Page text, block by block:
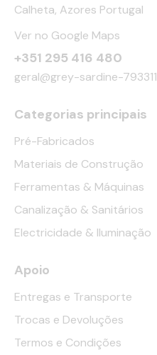
Calheta, Azores Portugal
Ver no Google Maps
+351 295 416 480
geral@grey-sardine-
Categorias principais
Pré-Fabricados
Materiais de Construção
Ferramentas & Máquinas
Canalização & Sanitários
Electricidade & Iluminação
Apoio
Entregas e Transporte
Trocas e Devoluções
Termos e Condições